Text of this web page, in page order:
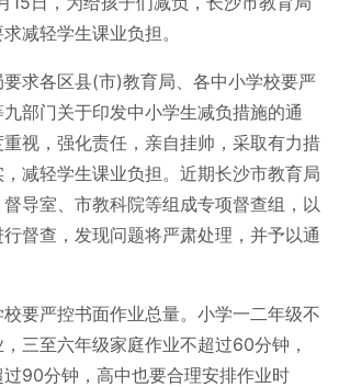
减轻学生课业负担。
各区县(市)教育局、各中小学校要严
部门关于印发中小学生减负措施的通
视，强化责任，亲自挂帅，采取有力措
减轻学生课业负担。近期长沙市教育局
导室、市教科院等组成专项督查组，以
督查，发现问题将严肃处理，并予以通
严控书面作业总量。小学一二年级不
三至六年级家庭作业不超过60分钟，
90分钟，高中也要合理安排作业时